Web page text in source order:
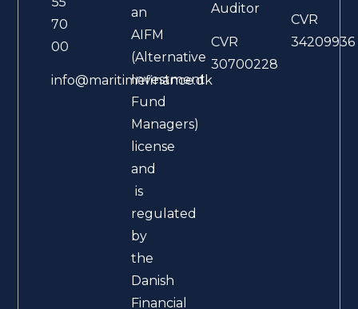
70
00
info@maritimefinance.dk
an
AIFM
(Alternative
Investment
Fund
Managers)
license
and
is
regulated
by
the
Danish
Financial
Auditor
CVR
30700228
CVR
34209936